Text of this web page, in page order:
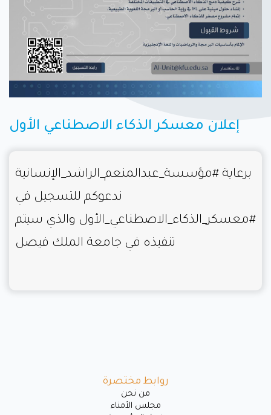
إعلان معسكر الذكاء الاصطناعي الأول
برعاية #مؤسسة_عبدالمنعم_الراشد_الإنسانية
ندعوكم للتسجيل في
#معسكر_الذكاء_الاصطناعي_الأول والذي سيتم
تنفيذه في جامعة الملك فيصل
روابط مختصرة
ﻣﻦ ﻧﺤﻦ
مجلس الأمناء